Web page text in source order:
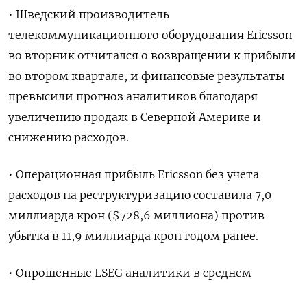
• Шведский производитель
телекоммуникационного оборудования Ericsson
во вторник отчитался о возвращении к прибыли
во втором квартале, и финансовые результаты
превысили прогноз аналитиков благодаря
увеличению продаж в Северной Америке и
снижению расходов.
• Операционная прибыль Ericsson без учета
расходов на реструктуризацию составила 7,0
миллиарда крон ($728,6 миллиона) против
убытка в 11,9 миллиарда крон годом ранее.
• Опрошенные LSEG аналитики в среднем